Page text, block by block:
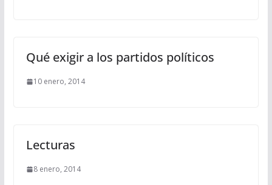
Qué exigir a los partidos políticos
10 enero, 2014
Lecturas
8 enero, 2014